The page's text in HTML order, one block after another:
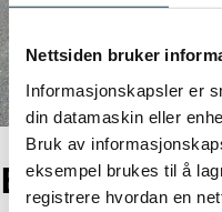
Nettsiden bruker
Informasjonskapsler er
din datamaskin eller
Bruk av
eksempel brukes til å
registrere hvordan en
Evidia